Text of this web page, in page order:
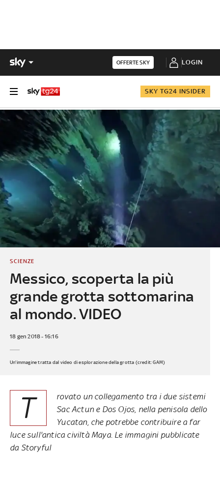
OFFERTE SKY LOGIN
SKY TG24 INSIDER
Messico, scoperta la più
grande grotta sottomarina
al mondo. VIDEO
SCIENZE
18 gen 2018 - 16:16
Un'immagine tratta dal video di esplorazione della grotta (credit: GAM)
T
rovato un collegamento tra i due sistemi
Sac Actun e Dos Ojos, nella penisola dello
Yucatan, che potrebbe contribuire a far
luce sull'antica civiltà Maya. Le immagini pubblicate
da Storyful